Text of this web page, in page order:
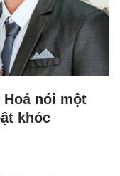
Hoá nói một
khóc